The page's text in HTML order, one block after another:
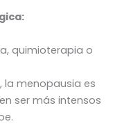
quimioterapia o
, la menopausia es
ser más intensos